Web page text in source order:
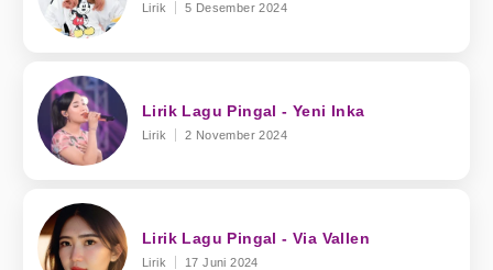
Lirik 5 Desember 2024
Lirik Lagu Pingal - Yeni Inka
Lirik 2 November 2024
Lirik Lagu Pingal - Via Vallen
Lirik 17 Juni 2024